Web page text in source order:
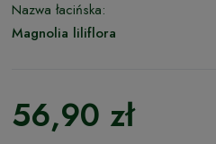
Nazwa łacińska:
Magnolia liliflora
56,90 zł